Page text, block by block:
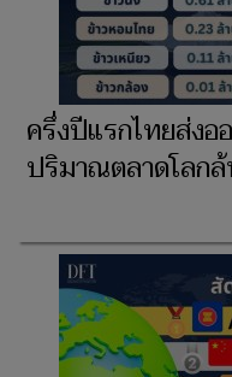
ครึ่งปีแรกไทยส่งอ
ปริมาณตลาดโลก